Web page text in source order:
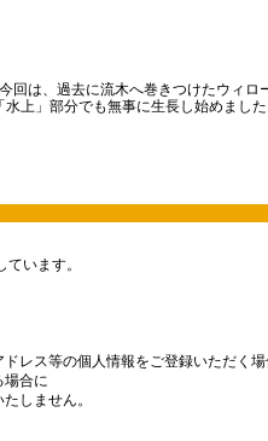
は、過去に流木へ巻きつけたウィロ
上」部分でも無事に生長し始めまし
います。
レス等の個人情報をご登録いただく場
場合に
しません。